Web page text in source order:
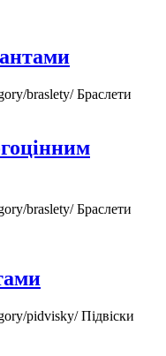
braslety/Браслети
braslety/Браслети
pidvisky/Підвіски